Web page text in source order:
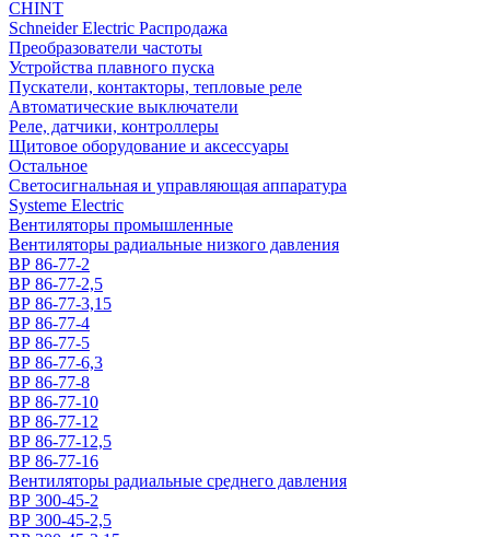
CHINT
Schneider Electric Распродажа
Преобразователи частоты
Устройства плавного пуска
Пускатели, контакторы, тепловые реле
Автоматические выключатели
Реле, датчики, контроллеры
Щитовое оборудование и аксессуары
Остальное
Светосигнальная и управляющая аппаратура
Systeme Electric
Вентиляторы промышленные
Вентиляторы радиальные низкого давления
ВР 86-77-2
ВР 86-77-2,5
ВР 86-77-3,15
ВР 86-77-4
ВР 86-77-5
ВР 86-77-6,3
ВР 86-77-8
ВР 86-77-10
ВР 86-77-12
ВР 86-77-12,5
ВР 86-77-16
Вентиляторы радиальные среднего давления
ВР 300-45-2
ВР 300-45-2,5